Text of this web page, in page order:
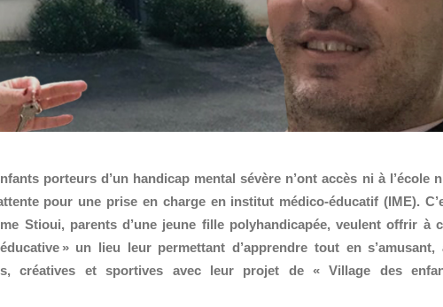
porteurs d’un handicap mental sévère n’ont accès ni à l’école
pour une prise en charge en institut médico-éducatif (IME).
Stioui, parents d’une jeune fille polyhandicapée, veulent offrir à
» un lieu leur permettant d’apprendre tout en s’amusant,
créatives et sportives avec leur projet de « Village des